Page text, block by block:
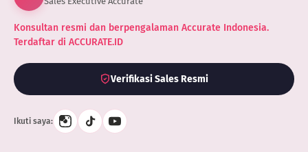
Konsultan resmi dan berpengalaman Accurate Indonesia.
Terdaftar di ACCURATE.ID
Verifikasi Sales Resmi
Ikuti saya: